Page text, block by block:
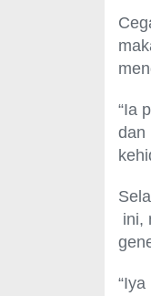
“Ia
dan
ini,